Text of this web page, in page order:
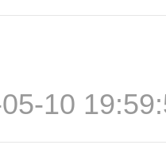
10